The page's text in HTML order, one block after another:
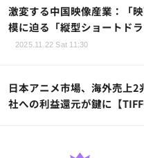
激変する中国映像産業：「
模に迫る「縦型ショートドラ
2025.11.22 Sat 11:30
日本アニメ市場、海外売上
社への利益還元が鍵に【